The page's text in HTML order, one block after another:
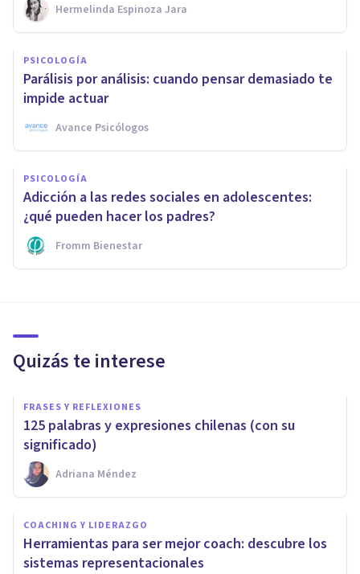
Hermelinda Espinoza Jara
PSICOLOGÍA
Parálisis por análisis: cuando pensar demasiado te
impide actuar
Avance Psicólogos
PSICOLOGÍA
Adicción a las redes sociales en adolescentes:
¿qué pueden hacer los padres?
Fromm Bienestar
Quizás te interese
FRASES Y REFLEXIONES
125 palabras y expresiones chilenas (con su
significado)
Adriana Méndez
COACHING Y LIDERAZGO
Herramientas para ser mejor coach: descubre los
sistemas representacionales